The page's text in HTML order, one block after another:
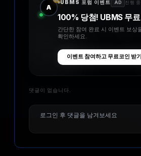
A
UBMS 포럼 이벤트 AD 진행 중
100% 당첨! UBMS 무
간단한 참여 완료 시 이벤트 보상
확인하세요.
이벤트 참여하고 무료코인 받기
댓글이 없습니다.